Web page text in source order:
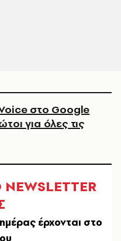
στο Google
για όλες τις
έρχονται στο